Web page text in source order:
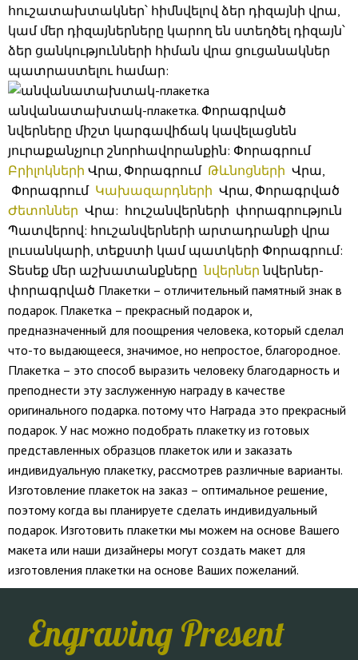
հուշատախտակներ՝ հիմնվելով ձեր դիզայնի վրա,
կամ մեր դիզայներները կարող են ստեղծել դիզայն՝
ձեր ցանկությունների հիման վրա ցուցանակներ
պատրաստելու համար:
անվանատախտակ-плакетка. Փորագրված
նվերները միշտ կարգավիճակ կավելացնեն
յուրաքանչյուր շնորհավորանքին: Փորագրում
Բրիլոկների Վրա, Փորագրում Թևնոցների Վրա,
Փորագրում Կախազարդների Վրա, Փորագրված
Ժետոններ Վրա: հուշանվերների փորագրություն
Պատվերով: հուշանվերների արտադրանքի վրա
լուսանկարի, տեքստի կամ պատկերի Փորագրում:
Տեսեք մեր աշխատանքները նվերներ նվերներ-
փորագրված Плакетки – отличительный памятный знак в
подарок. Плакетка – прекрасный подарок и,
предназначенный для поощрения человека, который сделал
что-то выдающееся, значимое, но непростое, благородное.
Плакетка – это способ выразить человеку благодарность и
преподнести эту заслуженную награду в качестве
оригинального подарка. потому что Награда это прекрасный
подарок. У нас можно подобрать плакетку из готовых
представленных образцов плакеток или и заказать
индивидуальную плакетку, рассмотрев различные варианты.
Изготовление плакеток на заказ – оптимальное решение,
поэтому когда вы планируете сделать индивидуальный
подарок. Изготовить плакетки мы можем на основе Вашего
макета или наши дизайнеры могут создать макет для
изготовления плакетки на основе Ваших пожеланий.
Engraving Present